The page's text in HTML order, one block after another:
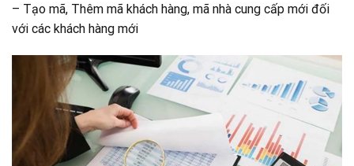
– Tạo mã, Thêm mã khách hàng, mã nhà cung cấp mới đối
với các khách hàng mới